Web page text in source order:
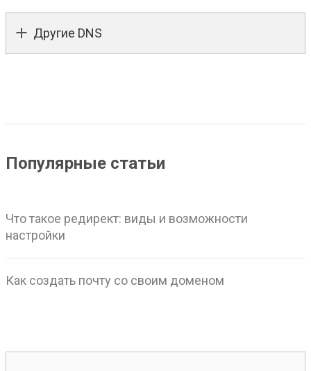
Другие DNS
Популярные статьи
Что такое редирект: виды и возможности
настройки
Как создать почту со своим доменом